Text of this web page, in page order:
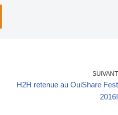
SUIVANT
H2H retenue au OuiShare Fest
2016!